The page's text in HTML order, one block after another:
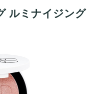
ルミナイジング